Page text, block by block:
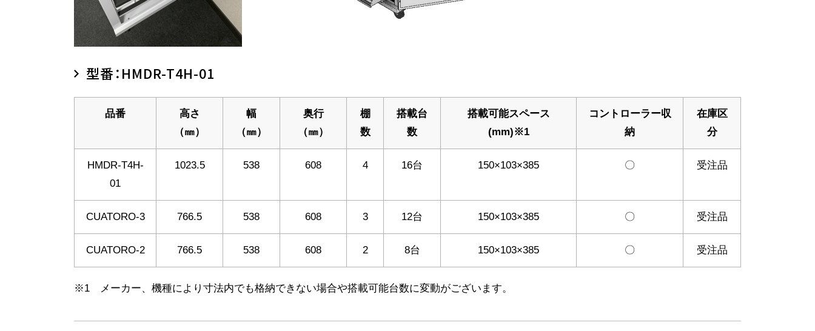
型番：HMDR-T4H-01
品番
高さ
（㎜）
幅
（㎜）
奥行
（㎜）
棚
数
搭載台
数
搭載可能スペース
(mm)※1
コントローラー収
納
在庫区
分
HMDR-T4H-
01
1023.5 538 608 4 16台 150×103×385 〇 受注品
CUATORO-3 766.5 538 608 3 12台 150×103×385 〇 受注品
CUATORO-2 766.5 538 608 2 8台 150×103×385 〇 受注品
※1 メーカー、機種により寸法内でも格納できない場合や搭載可能台数に変動がございます。